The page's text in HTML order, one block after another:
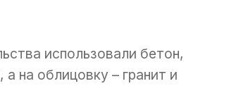
использовали бетон,
на облицовку – гранит и